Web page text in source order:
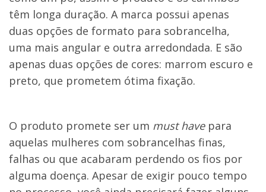
têm longa duração. A marca possui apenas
duas opções de formato para sobrancelha,
uma mais angular e outra arredondada. E são
apenas duas opções de cores: marrom escuro e
preto, que prometem ótima fixação.
O produto promete ser um must havepara
aquelas mulheres com sobrancelhas finas,
falhas ou que acabaram perdendo os fios por
alguma doença. Apesar de exigir pouco tempo